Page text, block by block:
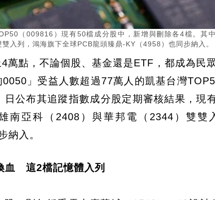
（009816）現有50檔成分股中，新增與刪除各4檔。其
雙入列，鴻海旗下全球PCB龍頭臻鼎-KY（4958）也同步納入
萬點，不論個股、基金還是ETF，都成為民
」受益人數超過77萬人的凱基台灣
公布其追蹤指數成分股定期審核結果，現
南亞科（2408）與華邦電（2344）雙雙
納入。
血 這2檔記憶體入列